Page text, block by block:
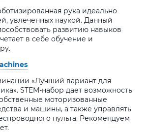
рука идеально
увлеченных наукой. Данный
развитию навыков
в себе обучение и
«Лучший вариант для
STEM-набор дает возможность
моторизованные
и машины, а также управлять
пульта. Рекомендуем